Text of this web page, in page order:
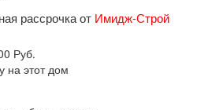
рассрочка от Имидж-Строй
Руб.
на этот дом